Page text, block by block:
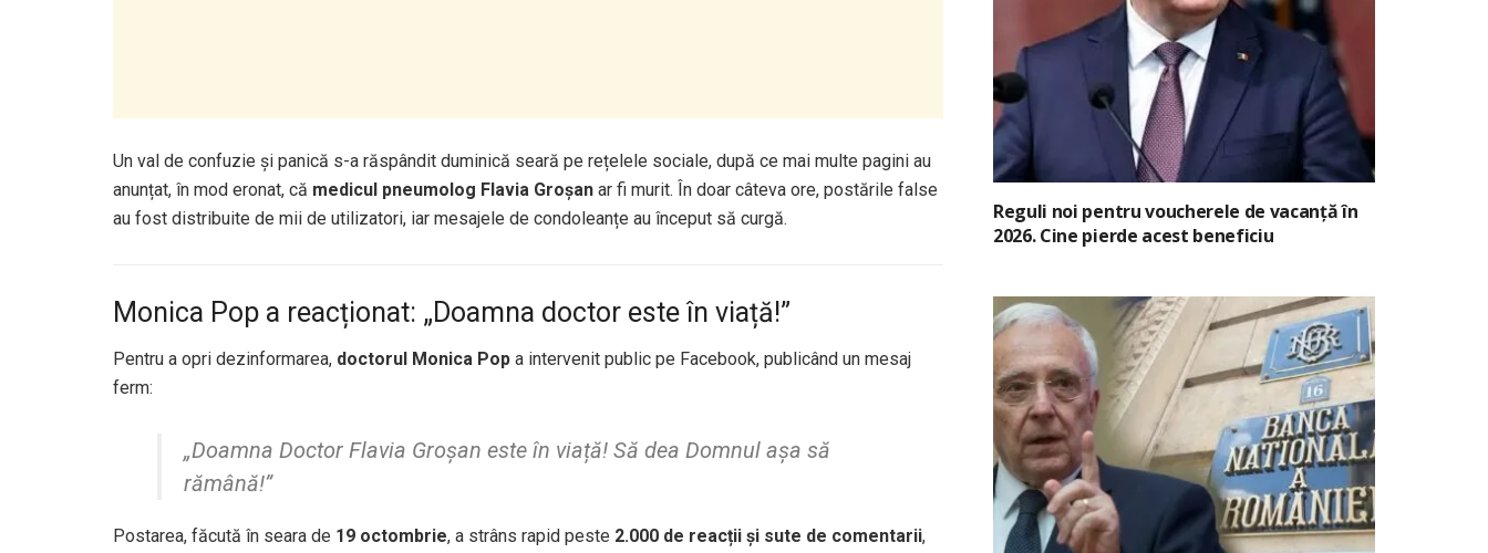
Un val de confuzie și panică s-a răspândit duminică seară pe rețelele sociale, după ce mai multe pagini au
anunțat, în mod eronat, că medicul pneumolog Flavia Groșan ar fi murit. În doar câteva ore, postările false
au fost distribuite de mii de utilizatori, iar mesajele de condoleanțe au început să curgă.
Monica Pop a reacționat: „Doamna doctor este în viață!”
Pentru a opri dezinformarea, doctorul Monica Pop a intervenit public pe Facebook, publicând un mesaj
ferm:
„Doamna Doctor Flavia Groșan este în viață! Să dea Domnul așa să
rămână!”
Postarea, făcută în seara de 19 octombrie, a strâns rapid peste 2.000 de reacții și sute de comentarii,
Reguli noi pentru voucherele de vacanță în
2026. Cine pierde acest beneficiu